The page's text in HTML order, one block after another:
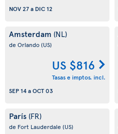
NOV 27a DIC 12
Amsterdam (NL)
de Orlando(US)
US $816
Tasas e imptos. incl.
SEP 14aOCT 03
París (FR)
de Fort Lauderdale (US)